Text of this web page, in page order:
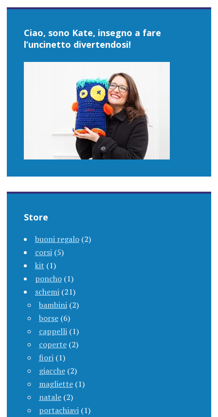
Ciao, sono Kate, insegno a fare
l’uncinetto divertendosi!
Store
buoni regalo (2)
corsi (5)
kit (1)
poncho (1)
schemi (21)
bambini (2)
borse (6)
cappelli (1)
coperte (2)
fiori (1)
giacche (2)
magliette (1)
natale (2)
portachiavi (1)